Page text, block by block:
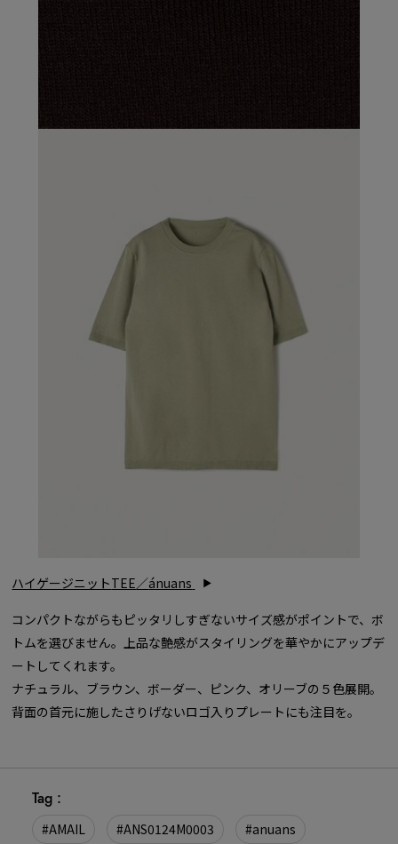
ハイゲージニットTEE／ánuans
コンパクトながらもピッタリしすぎないサイズ感がポイントで、ボ
トムを選びません。上品な艶感がスタイリングを華やかにアップデ
ートしてくれます。
ナチュラル、ブラウン、ボーダー、ピンク、オリーブの５色展開。
背面の首元に施したさりげないロゴ入りプレートにも注目を。
Tag :
#AMAIL #ANS0124M0003 #anuans